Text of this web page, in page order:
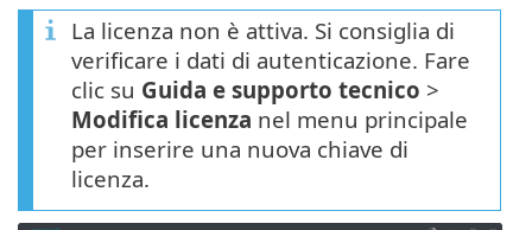
La licenza non è attiva. Si consiglia di
verificare i dati di autenticazione. Fare
clic su Guida e supporto tecnico >
Modifica licenza nel menu principale
per inserire una nuova chiave di
licenza.